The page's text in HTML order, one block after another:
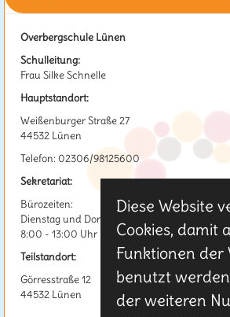
Overbergschule Lünen
Schulleitung:
Frau Silke Schnelle
Hauptstandort:
Weißenburger Straße 27
44532 Lünen
Telefon: 02306/98125600
Sekretariat:
Bürozeiten:
Dienstag und Donnerstag
8:00 - 13:00 Uhr
Teilstandort:
Görresstraße 12
44532 Lünen
Diese Website
Cookies, damit
Funktionen der
benutzt
der weiteren